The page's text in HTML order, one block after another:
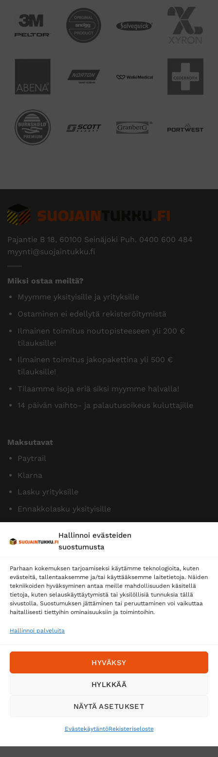
Hallinnoi evästeiden
suostumusta
Parhaan kokemuksen tarjoamiseksi käytämme teknologioita, kuten
evästeitä, tallentaaksemme ja/tai käyttääksemme laitetietoja. Näiden
tekniikoiden hyväksyminen antaa meille mahdollisuuden käsitellä
tietoja, kuten selauskäyttäytymistä tai yksilöllisiä tunnuksia tällä
sivustolla. Suostumuksen jättäminen tai peruuttaminen voi vaikuttaa
haitallisesti tiettyihin ominaisuuksiin ja toimintoihin.
Hallinnoi palveluita
HYVÄKSY
HYLKKÄÄ
NÄYTÄ ASETUKSET
EvästekäytäntöRekisteriseloste
Pajantie B 18, 60100 Seinäjoki Puh. 0400 600 484
myynti@suojaintukku.fi
Miksi ostaa meiltä?
Myymme yksityisille ja yrityksille
Ostaminen ei edellytä rekisteröitymistä
Ilmainen toimitus noutopisteeseen yli 200 €
tilauksille!
Ilmainen toimitus jakopakettina yli 500 €
tilauksille!
Tilaamme isoja eriä siksi myymme halvalla!
14 päivän vaihto- ja palautusoikeus kuluttajille
Maksutavat
Paytrail
Klarna
Lasku yrityksille
Ennakkolasku yksityisille
Toimitustavat
Posti
Matkahuolto
Tilaa uutiskirje ja saat erikoisalennuksia